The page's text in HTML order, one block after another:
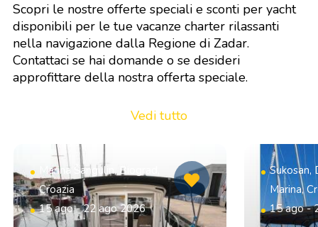
Scopri le nostre offerte speciali e sconti per yacht
disponibili per le tue vacanze charter rilassanti
nella navigazione dalla Regione di Zadar.
Contattaci se hai domande o se desideri
approfittare della nostra offerta speciale.
Vedi tutto
Marina Šangulin, Biograd,
Croazia
15 ago - 22 ago 2026
Sukosan,
Marina,
15 ago -